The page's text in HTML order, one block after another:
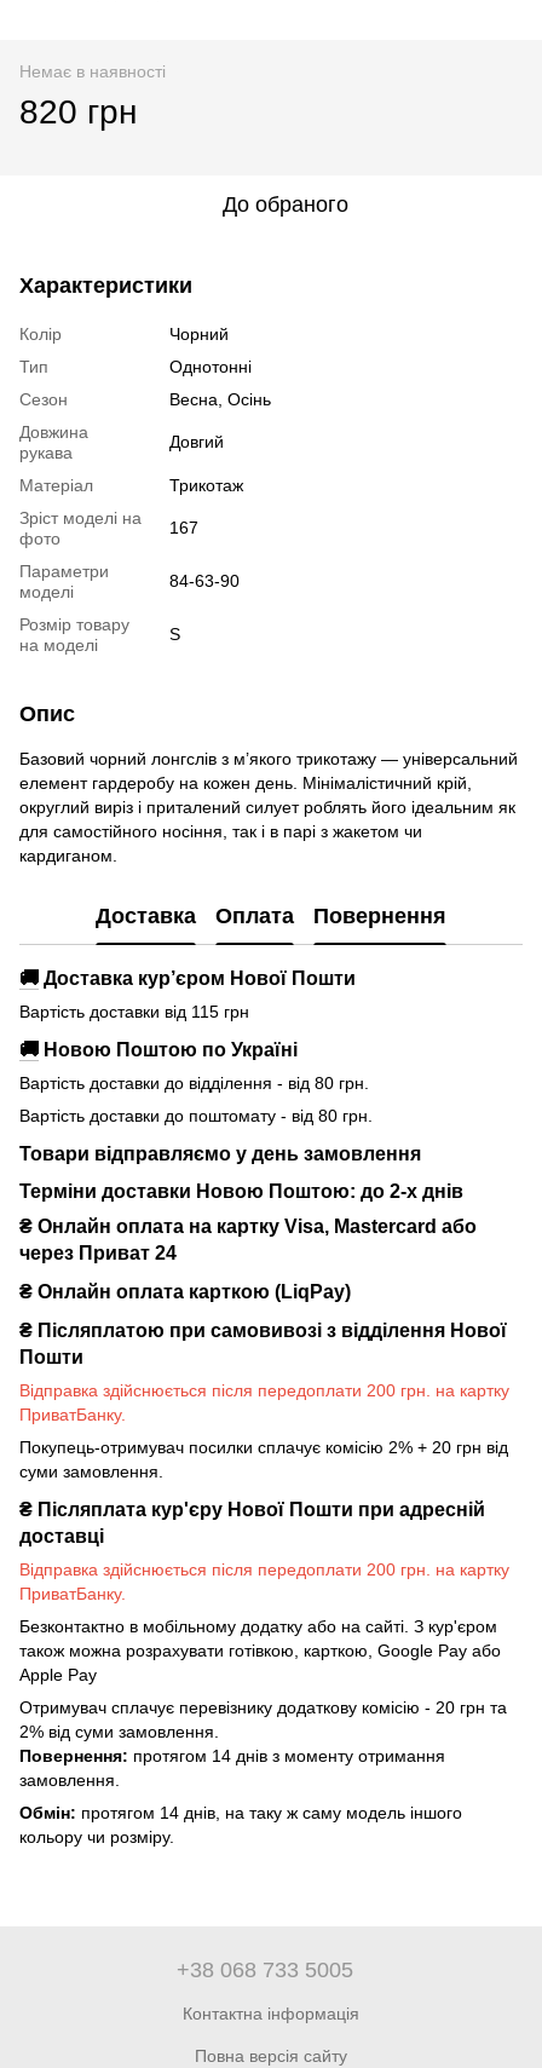
Немає в наявності
820 грн
До обраного
Характеристики
Колір
Чорний
Тип
Однотонні
Сезон
Весна, Осінь
Довжина
рукава
Довгий
Матеріал
Трикотаж
Зріст моделі на
фото
167
Параметри
моделі
84-63-90
Розмір товару
на моделі
S
Опис
Базовий чорний лонгслів з м’якого трикотажу — універсальний
елемент гардеробу на кожен день. Мінімалістичний крій,
округлий виріз і приталений силует роблять його ідеальним як
для самостійного носіння, так і в парі з жакетом чи
кардиганом.
Доставка Оплата Повернення
🚚 Доставка кур’єром Нової Пошти
Вартість доставки від 115 грн
🚚 Новою Поштою по Україні
Вартість доставки до відділення - від 80 грн.
Вартість доставки до поштомату - від 80 грн.
Товари відправляємо у день замовлення
Терміни доставки Новою Поштою: до 2-х днів
₴ Онлайн оплата на картку Visa, Mastercard або
через Приват 24
₴ Онлайн оплата карткою (LiqPay)
₴ Післяплатою при самовивозі з відділення Нової
Пошти
Відправка здійснюється після передоплати 200 грн. на картку
ПриватБанку.
Покупець-отримувач посилки сплачує комісію 2% + 20 грн від
суми замовлення.
₴ Післяплата кур'єру Нової Пошти при адресній
доставці
Відправка здійснюється після передоплати 200 грн. на картку
ПриватБанку.
Безконтактно в мобільному додатку або на сайті. З кур'єром
також можна розрахувати готівкою, карткою, Google Pay або
Apple Pay
Отримувач сплачує перевізнику додаткову комісію - 20 грн та
2% від суми замовлення.
Повернення: протягом 14 днів з моменту отримання
замовлення.
Обмін: протягом 14 днів, на таку ж саму модель іншого
кольору чи розміру.
+38 068 733 5005
Контактна інформація
Повна версія сайту